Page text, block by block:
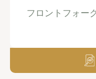
フロントフォー